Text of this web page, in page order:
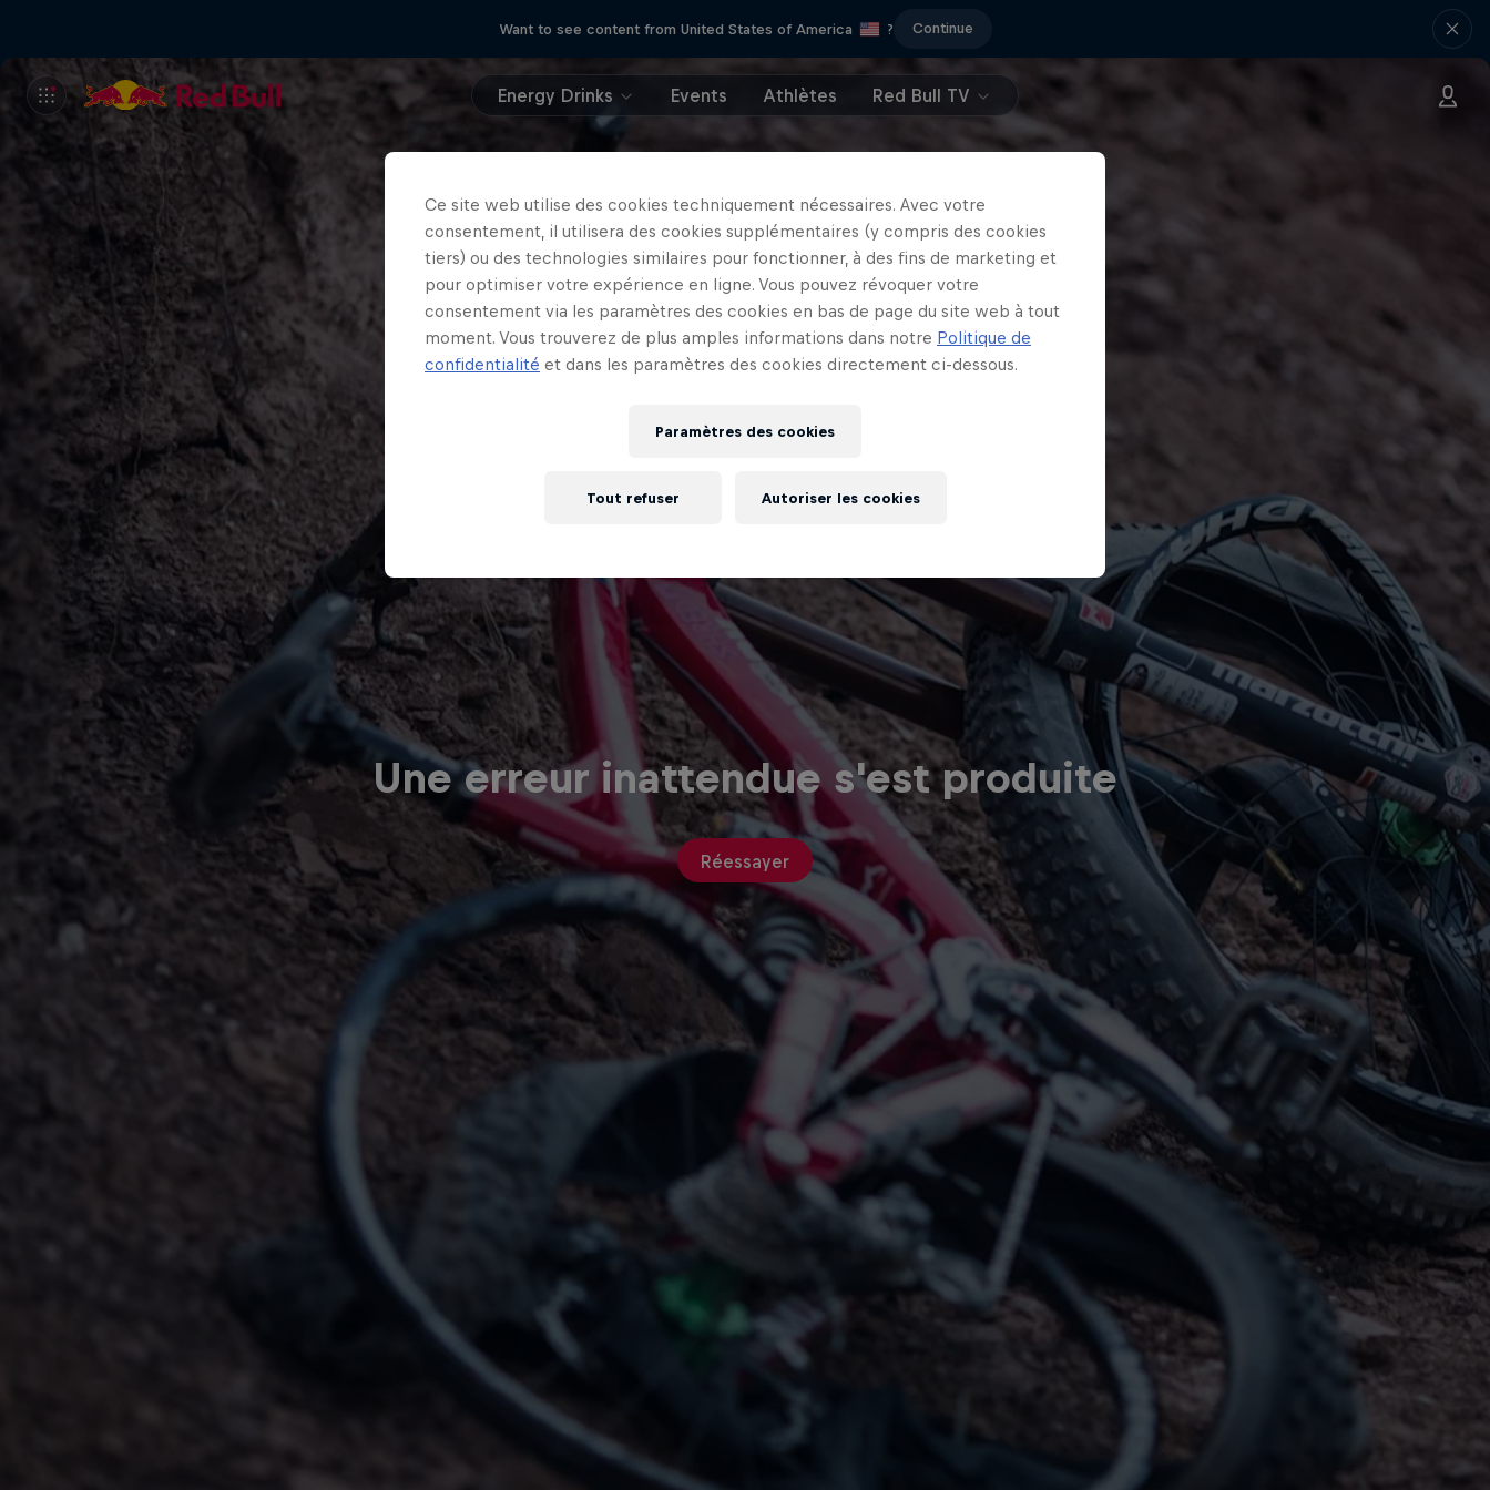
Want to see content from United States of America ? Continue
Energy Drinks Events Athlètes Red Bull TV
Une erreur inattendue s'est produite
Réessayer
Ce site web utilise des cookies techniquement nécessaires. Avec votre
consentement, il utilisera des cookies supplémentaires (y compris des cookies
tiers) ou des technologies similaires pour fonctionner, à des fins de marketing et
pour optimiser votre expérience en ligne. Vous pouvez révoquer votre
consentement via les paramètres des cookies en bas de page du site web à tout
moment. Vous trouverez de plus amples informations dans notre Politique de
confidentialité et dans les paramètres des cookies directement ci-dessous.
Paramètres des cookies
Tout refuser Autoriser les cookies